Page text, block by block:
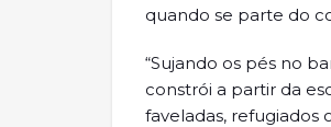
quando se parte do
“Sujando os pés no
constrói a partir da
faveladas, refugiados